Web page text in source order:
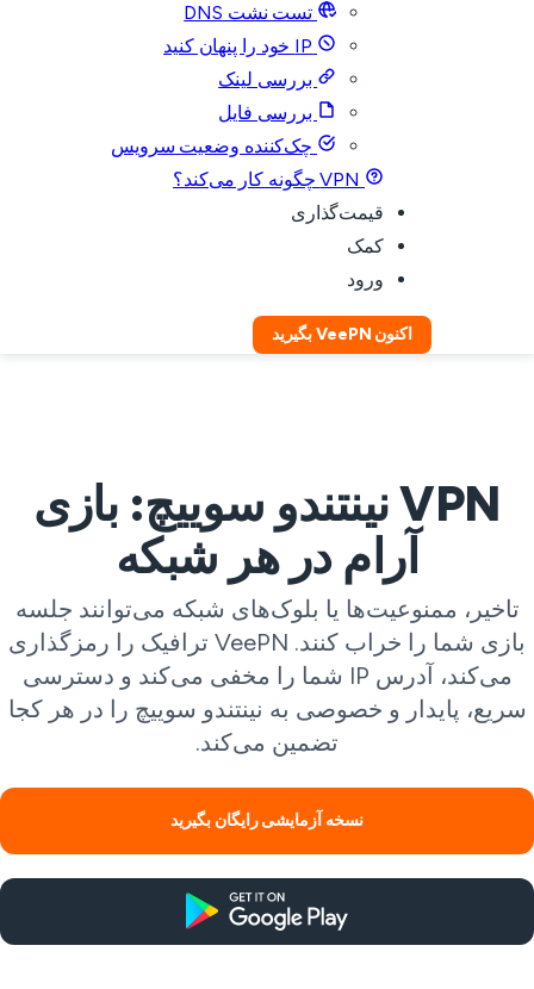
تست نشت DNS
IP خود را پنهان کنید
بررسی لینک
بررسی فایل
چک‌کننده وضعیت سرویس
VPN چگونه کار می‌کند؟
قیمت‌گذاری
کمک
ورود
اکنون VeePN بگیرید
VPN نینتندو سوییچ: بازی
آرام در هر شبکه
تاخیر، ممنوعیت‌ها یا بلوک‌های شبکه می‌توانند جلسه
بازی شما را خراب کنند. VeePN ترافیک را رمزگذاری
می‌کند، آدرس IP شما را مخفی می‌کند و دسترسی
پایدار و خصوصی به نینتندو سوییچ را در هر کجا
تضمین می‌کند.
نسخه آزمایشی رایگان بگیرید